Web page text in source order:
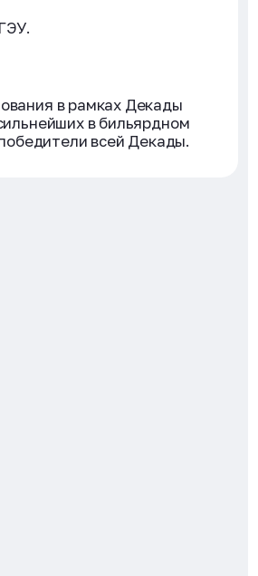
в рамках Декады
в бильярдном
всей Декады.